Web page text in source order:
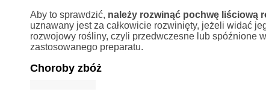
Aby to sprawdzić, należy rozwinąć pochwę liściową
uznawany jest za całkowicie rozwinięty, jeżeli widać
rozwojowy rośliny, czyli przedwczesne lub spóźnione
zastosowanego preparatu.
Choroby zbóż